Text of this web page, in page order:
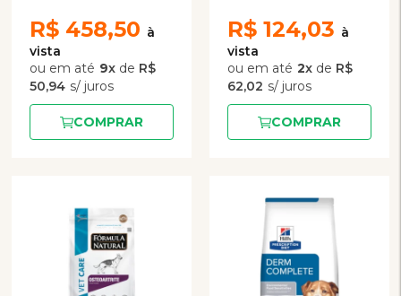
R$ 458,50
9x de R$
50,94
COMPRAR
R$ 124,03
2x de R$
62,02
COMPRAR